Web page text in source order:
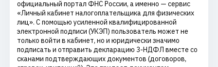
официальный портал ФНС России, а именно — сервис
«Личный кабинет налогоплательщика для физических
лиц». С помощью усиленной квалифицированной
электронной подписи (УКЭП) пользователь может не
только войти в кабинет, но и юридически значимо
подписать и отправить декларацию 3-НДФЛ вместе со
сканами подтверждающих документов (договоров,